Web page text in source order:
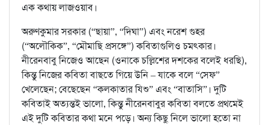
এক কথায় লাজওয়াব।
অরুণকুমার সরকার (“ছায়া”, “দিঘা”) এবং নরেশ গুহর
(“অলৌকিক”, “মৌমাছি প্রসঙ্গে”) কবিতাগুলিও চমৎকার।
নীরেনবাবু নিজেও আছেন (ওনাকে চল্লিশের দশকের বলেই ধরছি),
কিন্তু নিজের কবিতা বাছতে গিয়ে উনি – যাকে বলে “সেফ”
খেলেছেন; বেছেছেন “কলকাতার যিশু” এবং “বাতাসি”। দুটি
কবিতাই অত্যন্তই ভালো, কিন্তু নীরেনবাবুর কবিতা বলতে প্রথমেই
এই দুটি কবিতার কথা মনে পড়ে। অন্য কিছু নিলে ভালো হতো না